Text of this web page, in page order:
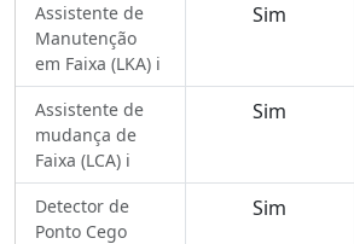
Assistente de
Manutenção
em Faixa (LKA) ℹ️
Sim
Assistente de
mudança de
Faixa (LCA) ℹ️
Sim
Detector de
Ponto Cego
Sim